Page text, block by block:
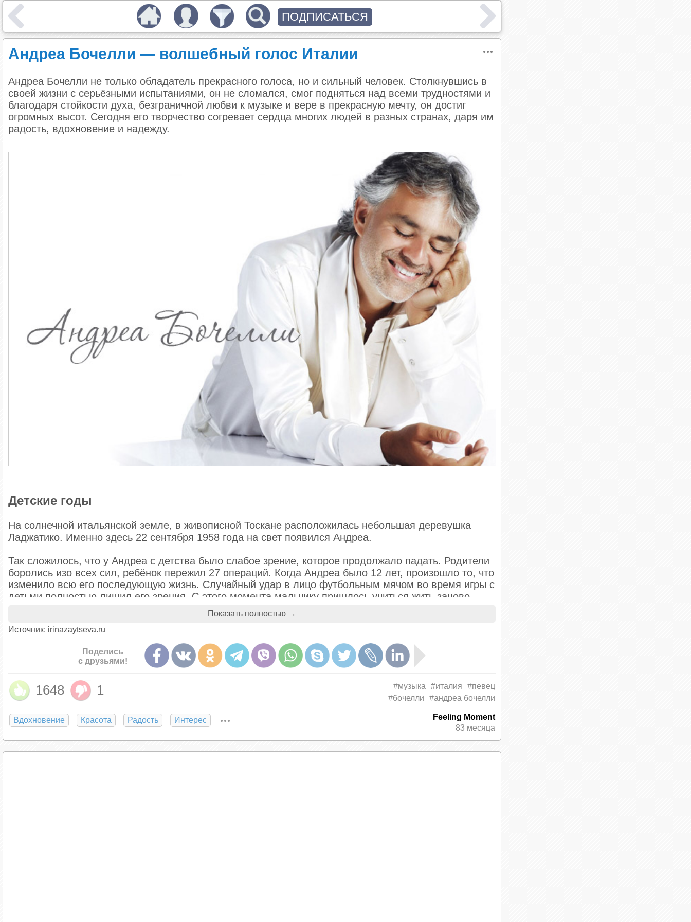
Андреа Бочелли — волшебный голос Италии
Андреа Бочелли не только обладатель прекрасного голоса, но и сильный человек. Столкнувшись в
своей жизни с серьёзными испытаниями, он не сломался, смог подняться над всеми трудностями и
благодаря стойкости духа, безграничной любви к музыке и вере в прекрасную мечту, он достиг
огромных высот. Сегодня его творчество согревает сердца многих людей в разных странах, даря им
радость, вдохновение и надежду.
Детские годы
На солнечной итальянской земле, в живописной Тоскане расположилась небольшая деревушка
Ладжатико. Именно здесь 22 сентября 1958 года на свет появился Андреа.
Так сложилось, что у Андреа с детства было слабое зрение, которое продолжало падать. Родители
боролись изо всех сил, ребёнок пережил 27 операций. Когда Андреа было 12 лет, произошло то, что
изменило всю его последующую жизнь. Случайный удар в лицо футбольным мячом во время игры с
детьми полностью лишил его зрения. С этого момента мальчику пришлось учиться жить заново.
Однако спустя годы ему суждено было стать волшебным голосом Италии, всемирно известным
тенором, несущим людям чудесный голос и свет.
Показать полностью →
Источник: irinazaytseva.ru
Поделись
с друзьями!
1648 1 #музыка #италия
#певец
#бочелли
#андреа бочелли
Вдохновение Красота Радость Интерес
Feeling Moment
83 месяца
ПОДПИСАТЬСЯ